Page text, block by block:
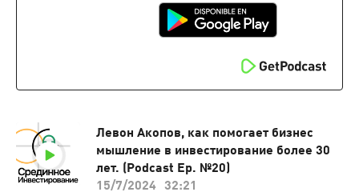
путь в торговле на бирже. Этот подкаст не
только об инвестировании, а о саморазвитии,
их взаимосвязи, развитии внимательности и
решения. Еще подкаст о самом важном в
это поможет развивать дальше подкаст и
продолжить делать новые выпуски. 2.
Подписывайтесь на мой youtube-канал! Там я
публикую обучающие видео, провожу прямые
эфиры с разборами моих сделок и портфелей.
помочь начинающим инвесторам найти свой
путь в торговле на бирже. Этот подкаст не
их взаимосвязи, развитии внимательности и
осознанности, чтобы принимать взвешенные
решения. Еще подкаст о самом важном в
Если вам понравился выпуск, поделитесь им,
это поможет развивать дальше подкаст и
продолжить делать новые выпуски. 2.
Подписывайтесь на мой youtube-канал! Там я
Левон Акопов, как помогает бизнес
мышление в инвестирование более 30
лет. (Podcast Ep. №20)
15/7/2024
32:21